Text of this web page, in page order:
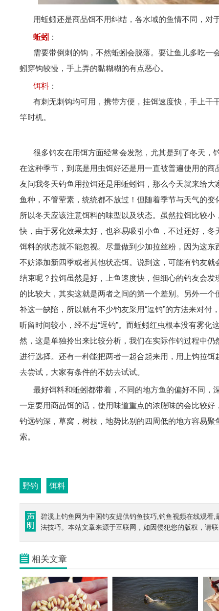
用蚯蚓还是商品饵不用纠结，各水域的鱼情不同，对
蚯蚓 ：
需要带倒刺的钩，不然蚯蚓会脱落。要让鱼儿多吃一
蚓穿钩较慢，手上弄的黏糊糊的有点恶心。
饵料 ：
有刺无刺钩均可用，携带方便，挂饵速度快，手上干
竿时机。
很多钓友在用饵方面经常会发愁，尤其是到了冬天，
在这种季节，到底是用虫饵好还是用一直被普遍使用的
友问我冬天钓鱼用拉饵还是用蚯蚓饵，那么今天就来给
鱼种，不管荤素，统统都不放过！但随着季节与天气的
所以冬天应该注意饵料的味型以及状态。虽然拉饵比较
快，由于雾化效果太好，也容易吸引小鱼，不过还好，
饵料的状态就不能忽视。尽量做到少加拉丝粉，因为这
不妨添加新四季或者其他状态饵。说到这，可能有钓友
结束呢？拉饵虽然是好，上鱼速度快，但细心的钓友会
的比较大，其实这就是两者之间的第一个差别。另外一
补这一缺陷，所以就有不少钓友采用“逗钓”的方法来对
听留时间较小，经不起“逗钓”。而蚯蚓红虫根本没有雾
然，这是单独拎出来比较分析，我们在实际作钓过程中
进行选择。还有一种能把两者一起合起来用，用上钩拉
去尝试，大家有条件的不妨去试试。
最好饵料和蚯蚓都带着，不同的地方鱼的偏好不同，
一定要用商品饵的话，使用味道重点的浓腥味的会比较
钓远钓深，草窝，树枝，地势比别的四周低的地方容易
索。
野钓 饵料
碧溪上钓鱼网为中国钓友提供钓鱼技巧,钓鱼视频在线观看
法技巧。本站文章来源于互联网，如因侵犯您的版权，请
相关文章